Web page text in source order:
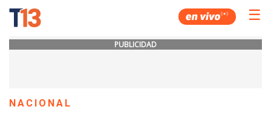
☰
PUBLICIDAD
NACIONAL